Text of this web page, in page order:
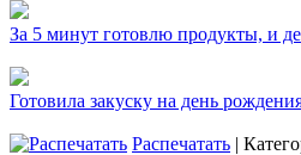
За 5 минут готовлю продукты, и
Готовила закуску на день
Распечатать |